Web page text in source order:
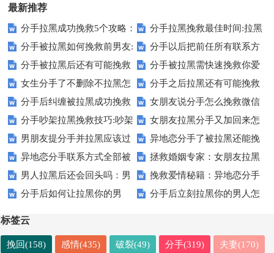
最新推荐
分手拉黑成功挽救5个攻略：
让你轻松挽救分手的前任
分手拉黑挽救最佳时间:拉黑
后的挽救技巧
分手被拉黑如何挽救前男友:
被拉黑后的挽救技巧
分手以后把前任所有联系方
式拉黑怎么挽救
分手被拉黑后还有可能挽救
吗
分手被拉黑需快速挽救你爱
情-看看专业老师怎么说
女生分手了不删除不拉黑怎
么挽救（22岁以下勿点）
分手之后拉黑还有可能挽救
吗【专业回答】
分手后纠缠被拉黑成功挽救
经验分享【过来人】
女朋友说分手怎么挽救微信
拉黑【掌握正确的方法】
分手吵架拉黑挽救技巧:吵架
分手了如何挽救对方
女朋友拉黑分手又加回来怎
么挽救【挽救6步法】
男朋友提分手并拉黑应该过
多久挽救
异地恋分手了被拉黑还能挽
救吗【分手挽救技巧】
异地恋分手联系方式全部被
拉黑怎么挽救【案例】
拯救婚姻专家：女朋友拉黑
你了怎么挽救
男人拉黑后还会回头吗：男
人拉黑后又恢复代表什么
挽救爱情秘籍：异地恋分手
被拉黑怎么挽救
分手后如何让拉黑你的男
分手后立刻拉黑你的男人怎
标签云
挽回(158) 感情(435) 破裂(49) 分手(319) 夫妻(170)